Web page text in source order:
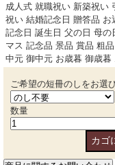
成人式 就職祝い 新築祝い
祝い 結婚記念日 贈答品
記念日 誕生日 父の日 母の
マス 記念品 景品 賞品 粗
中元 御中元 お歳暮 御歳
ご希望の短冊のしをお選
数量